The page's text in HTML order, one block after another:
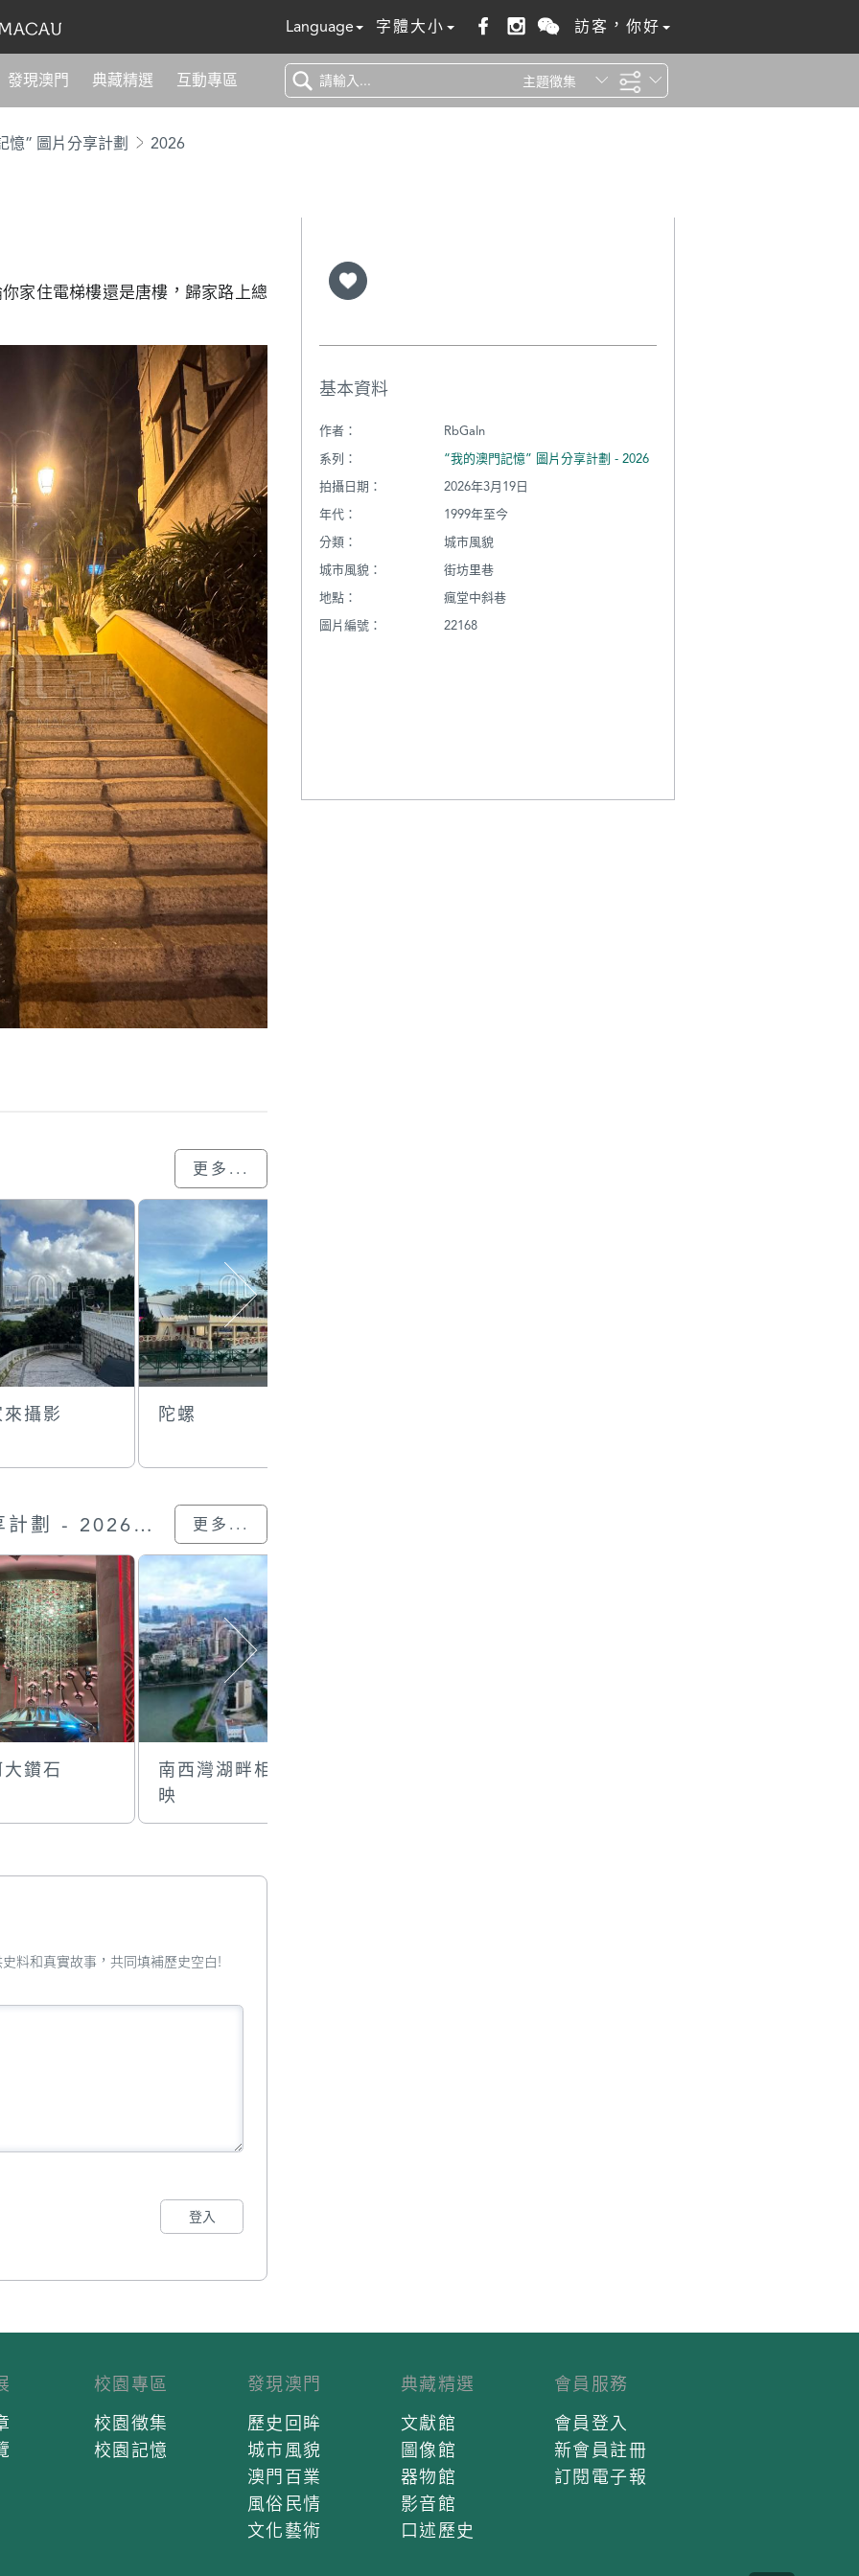
Language 字體大小 訪客，你好
發現澳門 典藏精選 互動專區 主題徵集
憶” 圖片分享計劃 2026
家住電梯樓還是唐樓，歸家路上總
更多...
攝影 陀螺
“我的澳門記憶” 圖片分享計劃 - 2026的參與作品 更多...
鑽石
南西灣湖畔相輝
映
料和真實故事，共同填補歷史空白!
登入
基本資料
作者：
RbGaIn
系列：
“我的澳門記憶” 圖片分享計劃 - 2026
拍攝日期：
2026年3月19日
年代：
1999年至今
分類：
城市風貌
城市風貌：
街坊里巷
地點：
瘋堂中斜巷
圖片編號：
22168
校園專區
校園徵集
校園記憶
發現澳門
歷史回眸
城市風貌
澳門百業
風俗民情
文化藝術
典藏精選
文獻館
圖像館
器物館
影音館
口述歷史
會員服務
會員登入
新會員註冊
訂閱電子報